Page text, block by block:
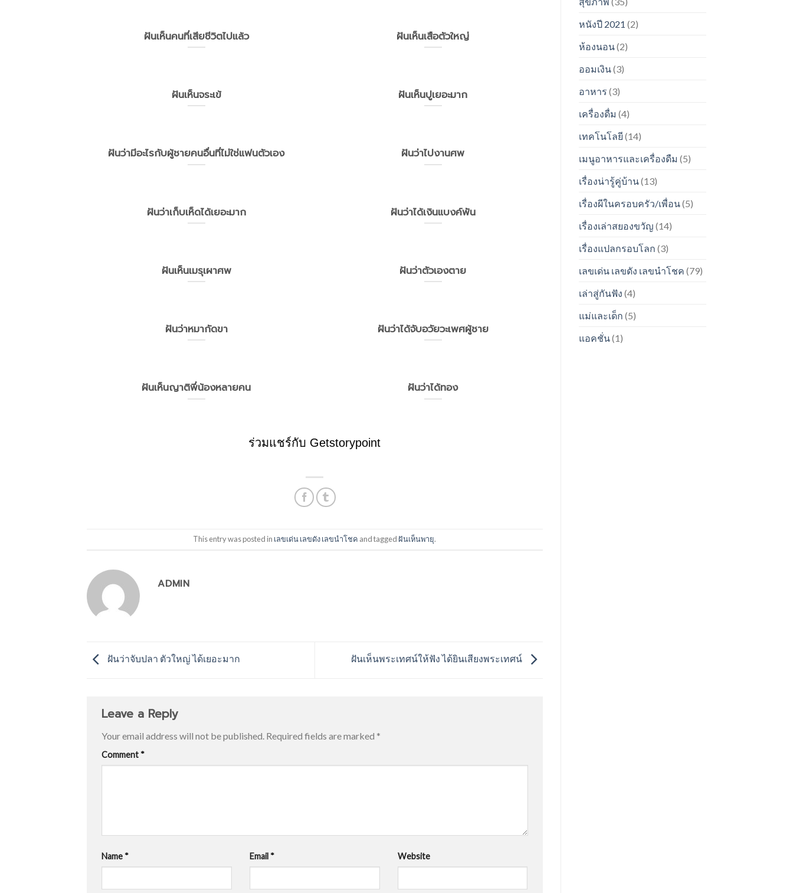
ฝันเห็นคนที่เสียชีวิตไปแล้ว ฝันเห็นเสือตัวใหญ่
ฝันเห็นจระเข้ ฝันเห็นปูเยอะมาก
ฝันว่ามีอะไรกับผู้ชายคนอื่นที่ไม่ใช่แฟนตัวเอง ฝันว่าไปงานศพ
ฝันว่าเก็บเห็ดได้เยอะมาก ฝันว่าได้เงินแบงค์พัน
ฝันเห็นเมรุเผาศพ ฝันว่าตัวเองตาย
ฝันว่าหมากัดขา ฝันว่าได้จับอวัยวะเพศผู้ชาย
ฝันเห็นญาติพี่น้องหลายคน ฝันว่าได้ทอง
ร่วมแชร์กับ Getstorypoint
This entry was posted in เลขเด่น เลขดัง เลขนำโชค and tagged ฝันเห็นพายุ.
ADMIN
ฝันว่าจับปลา ตัวใหญ่ ได้เยอะมาก ฝันเห็นพระเทศน์ให้ฟัง ได้ยินเสียงพระเทศน์
Leave a Reply
Your email address will not be published. Required fields are marked *
Comment *
Name * Email * Website
หนังปี 2021 (2)
ห้องนอน(2)
ออมเงิน(3)
อาหาร (3)
เครื่องดื่ม (4)
เทคโนโลยี (14)
เมนูอาหารและเครื่องดืม (5)
เรื่องน่ารู้คู่บ้าน(13)
เรื่องผีในครอบครัว/เพื่อน(5)
เรื่องเล่าสยองขวัญ (14)
เรื่องแปลกรอบโลก (3)
เลขเด่น เลขดัง เลขนำโชค (79)
เล่าสู่กันฟัง (4)
แม่และเด็ก (5)
แอคชั่น(1)